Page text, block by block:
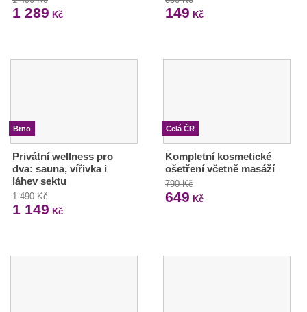
1 289 Kč 149 Kč
Brno
Privátní wellness pro
dva: sauna, vířivka i
láhev sektu
1 490 Kč
1 149 Kč
Celá ČR
Kompletní kosmetické
ošetření včetně masáží
790 Kč
649 Kč